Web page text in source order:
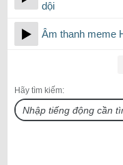
dội
Âm thanh meme
Hãy tìm kiếm: